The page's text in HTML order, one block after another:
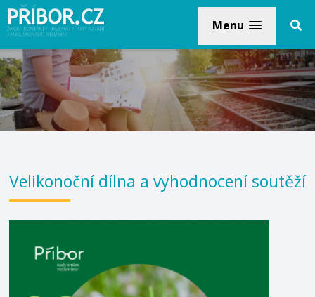
Menu
Velikonoční dílna a vyhodnocení soutěží